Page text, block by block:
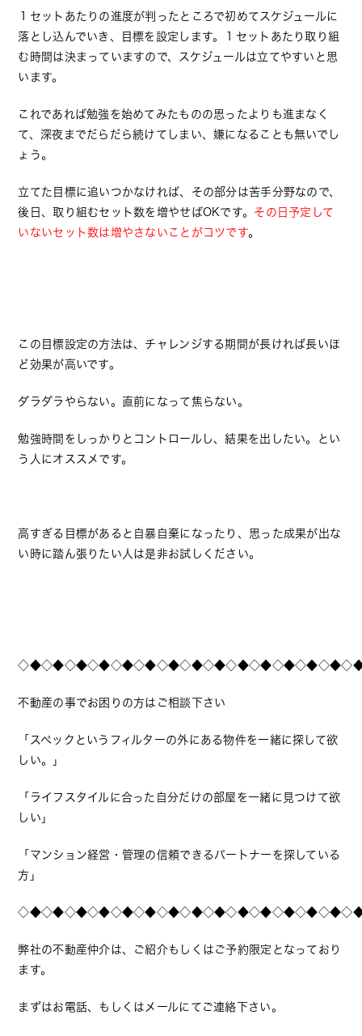
１セットあたりの進度が判ったところで初めてスケジュールに
落とし込んでいき、目標を設定します。１セットあたり取り組
む時間は決まっていますので、スケジュールは立てやすいと思
います。
これであれば勉強を始めてみたものの思ったよりも進まなく
て、深夜までだらだら続けてしまい、嫌になることも無いでし
ょう。
立てた目標に追いつかなければ、その部分は苦手分野なので、
後日、取り組むセット数を増やせばOKです。 その日予定して
いないセット数は増やさないことがコツです。
この目標設定の方法は、チャレンジする期間が長ければ長いほ
ど効果が高いです。
ダラダラやらない。直前になって焦らない。
勉強時間をしっかりとコントロールし、結果を出したい。とい
う人にオススメです。
高すぎる目標があると自暴自棄になったり、思った成果が出な
い時に踏ん張りたい人は是非お試しください。
不動産の事でお困りの方はご相談下さい
「スペックというフィルターの外にある物件を一緒に探して欲
しい。」
「ライフスタイルに合った自分だけの部屋を一緒に見つけて欲
しい」
「マンション経営・管理の信頼できるパートナーを探している
方」
弊社の不動産仲介は、ご紹介もしくはご予約限定となっており
ます。
まずはお電話、もしくはメールにてご連絡下さい。